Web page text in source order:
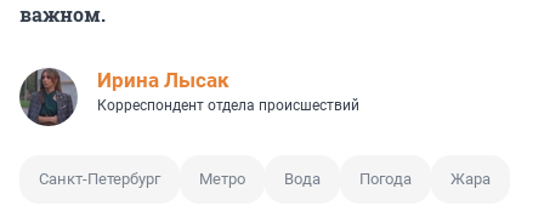
важном.
Ирина Лысак
Корреспондент отдела происшествий
Санкт-Петербург Метро Вода Погода Жара